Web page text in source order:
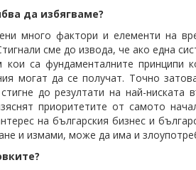
да избягваме?
много фактори и елементи на
сме до извода, че ако една
са фундаменталните принципи
могат да се получат. Точно
до резултати на най-ниската
приоритетите от самото
на българския бизнес и
и измами, може да има и